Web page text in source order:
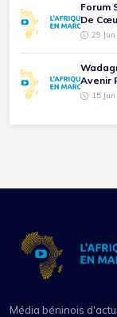
Forum
De
29
Avenir
15
Média béninois